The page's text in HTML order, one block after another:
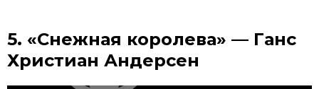
5. «Снежная королева» — Ганс
Христиан Андерсен